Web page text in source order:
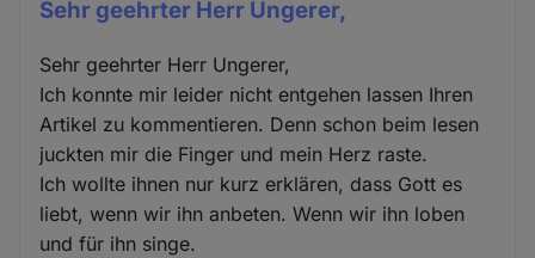
Sehr geehrter Herr Ungerer,
Sehr geehrter Herr Ungerer,
Ich konnte mir leider nicht entgehen lassen Ihren
Artikel zu kommentieren. Denn schon beim lesen
juckten mir die Finger und mein Herz raste.
Ich wollte ihnen nur kurz erklären, dass Gott es
liebt, wenn wir ihn anbeten. Wenn wir ihn loben
und für ihn singe.